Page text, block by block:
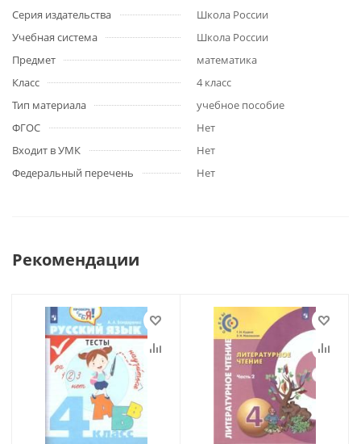
Серия издательства
Школа России
Учебная система
Школа России
Предмет
математика
Класс
4 класс
Тип материала
учебное пособие
ФГОС
Нет
Входит в УМК
Нет
Федеральный перечень
Нет
Рекомендации